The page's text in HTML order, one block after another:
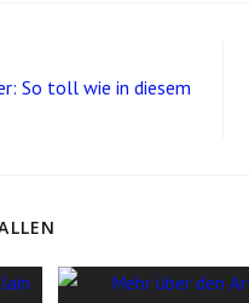
So toll wie in diesem